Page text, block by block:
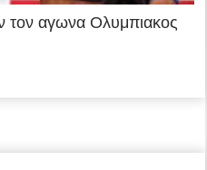
τον αγωνα Ολυμπιακος